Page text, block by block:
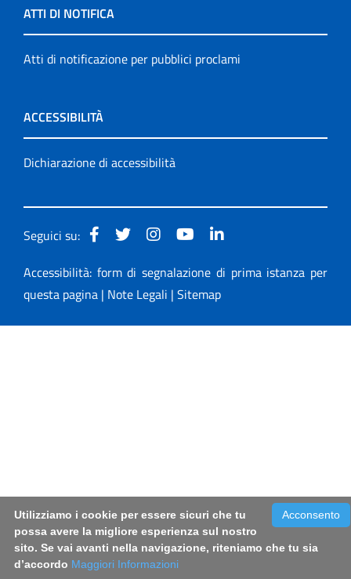
ATTI DI NOTIFICA
Atti di notificazione per pubblici proclami
ACCESSIBILITÀ
Dichiarazione di accessibilità
Seguici su:
Accessibilità: form di segnalazione di prima istanza per
questa pagina | Note Legali | Sitemap
Acconsento
Utilizziamo i cookie per essere sicuri che tu
possa avere la migliore esperienza sul nostro
sito. Se vai avanti nella navigazione, riteniamo che tu sia
d’accordo Maggiori Informazioni